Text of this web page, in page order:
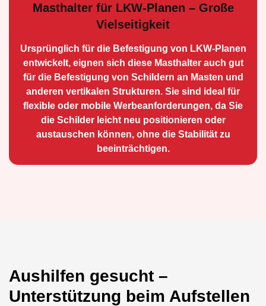
Masthalter für LKW-Planen – Große
Vielseitigkeit
Ursprünglich für die Be­festigung von LKW-Planen
entwickelt, eignen sich diese Masthalter auch gut
für die Befestigung von Schildern an Masten und
anderen vertikalen Strukturen. Sie sind ideal für
flexible oder mobile Werbean­forderungen, da Sie
die Schilder leicht neu positio­nieren oder
austauschen können, ohne die Stabilität zu
beeinträchtigen.
Aushilfen gesucht –
Unterstützung beim Aufstellen